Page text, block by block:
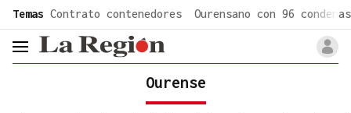
Temas Contrato contenedores Ourensano con 96 condenas
header.menu.open
Ourense